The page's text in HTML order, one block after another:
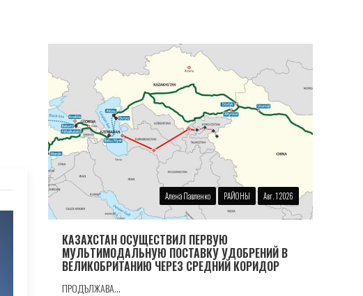
Алена Павленко РАЙОНЫ Авг. 1 2026
КАЗАХСТАН ОСУЩЕСТВИЛ ПЕРВУЮ
МУЛЬТИМОДАЛЬНУЮ ПОСТАВКУ УДОБРЕНИЙ В
ВЕЛИКОБРИТАНИЮ ЧЕРЕЗ СРЕДНИЙ КОРИДОР
ПРОДЪЛЖАВА...